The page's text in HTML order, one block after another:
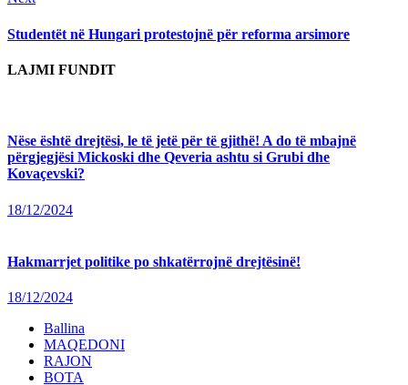
Studentët në Hungari protestojnë për reforma arsimore
LAJMI FUNDIT
Nëse është drejtësi, le të jetë për të gjithë! A do të mbajnë
përgjegjësi Mickoski dhe Qeveria ashtu si Grubi dhe
Kovaçevski?
18/12/2024
Hakmarrjet politike po shkatërrojnë drejtësinë!
18/12/2024
Ballina
MAQEDONI
RAJON
BOTA